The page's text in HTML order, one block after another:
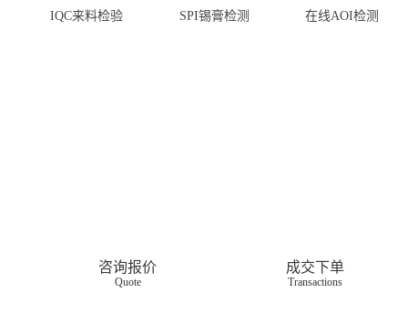
IQC来料检验 SPI锡膏检测 在线AOI检测
咨询报价
Quote
成交下单
Transactions